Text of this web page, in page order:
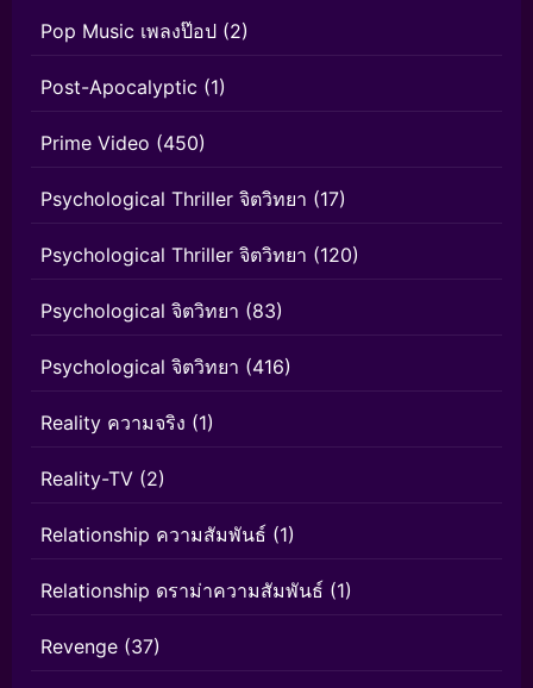
Pop Music เพลงป๊อป (2)
Post-Apocalyptic (1)
Prime Video (450)
Psychological Thriller จิตวิทยา (17)
Psychological Thriller จิตวิทยา (120)
Psychological จิตวิทยา (83)
Psychological จิตวิทยา (416)
Reality ความจริง (1)
Reality-TV (2)
Relationship ความสัมพันธ์ (1)
Relationship ดราม่าความสัมพันธ์ (1)
Revenge (37)